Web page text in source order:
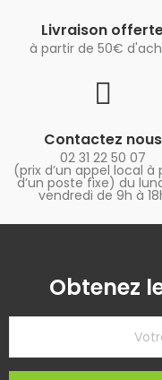
Livraison
à partir de 50€
Contactez nous
02 31 22 50 07
(prix d’un appel local à
d’un poste fixe) du
vendredi de 9h à
Obtenez